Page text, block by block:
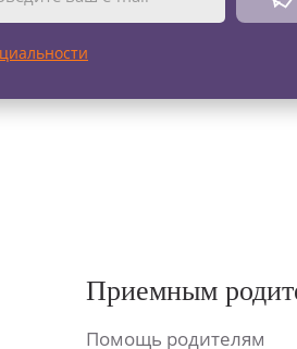
Приемным
Помощь родителям